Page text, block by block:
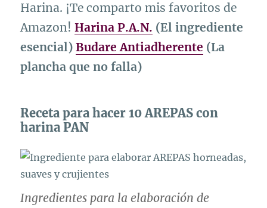
Harina. ¡Te comparto mis favoritos de
Amazon!Harina P.A.N. (El ingrediente
esencial) Budare Antiadherente (La
plancha que no falla)
Receta para hacer 10 AREPAS con
harina PAN
Ingredientes para la elaboración de